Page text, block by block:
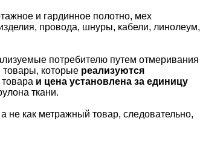
и гардинное полотно, мех
провода, шнуры, кабели, линолеум,
потребителю путем отмеривания
товары, которые реализуются
и цена установлена за единицу
ткани.
не как метражный товар, следовательно,